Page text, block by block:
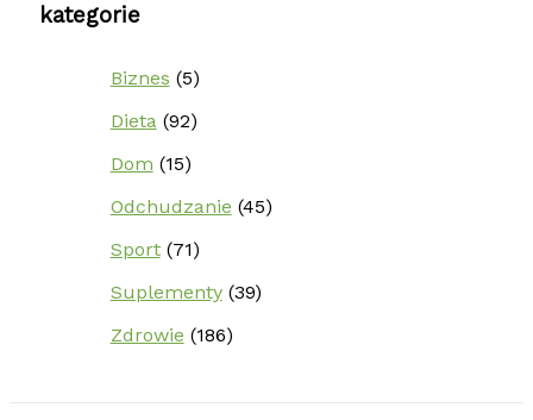
kategorie
Biznes (5)
Dieta(92)
Dom (15)
Odchudzanie (45)
Sport(71)
Suplementy(39)
Zdrowie (186)